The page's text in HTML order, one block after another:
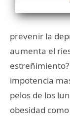
prevenir la
aumenta el
estreñimiento?
impotencia
pelos de los
obesidad